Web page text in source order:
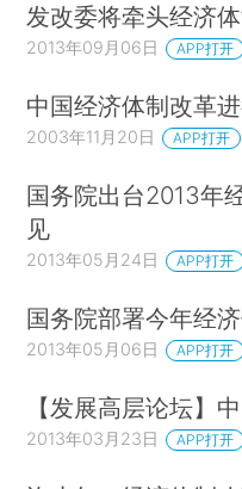
发改委将牵头经济
2013年09月06日 APP打开
中国经济体制改革
2003年11月20日 APP打开
国务院出台2013年
见
2013年05月24日 APP打开
国务院部署今年经
2013年05月06日 APP打开
【发展高层论坛】
2013年03月23日 APP打开